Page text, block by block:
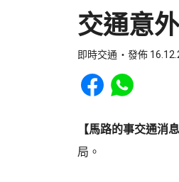
交通意
即時交通 發佈
Share to Facebook
Share to
【馬路的事交通消息
局。